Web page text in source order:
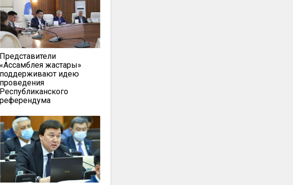
Представители
«Ассамблея жастары»
поддерживают идею
проведения
Республиканского
референдума